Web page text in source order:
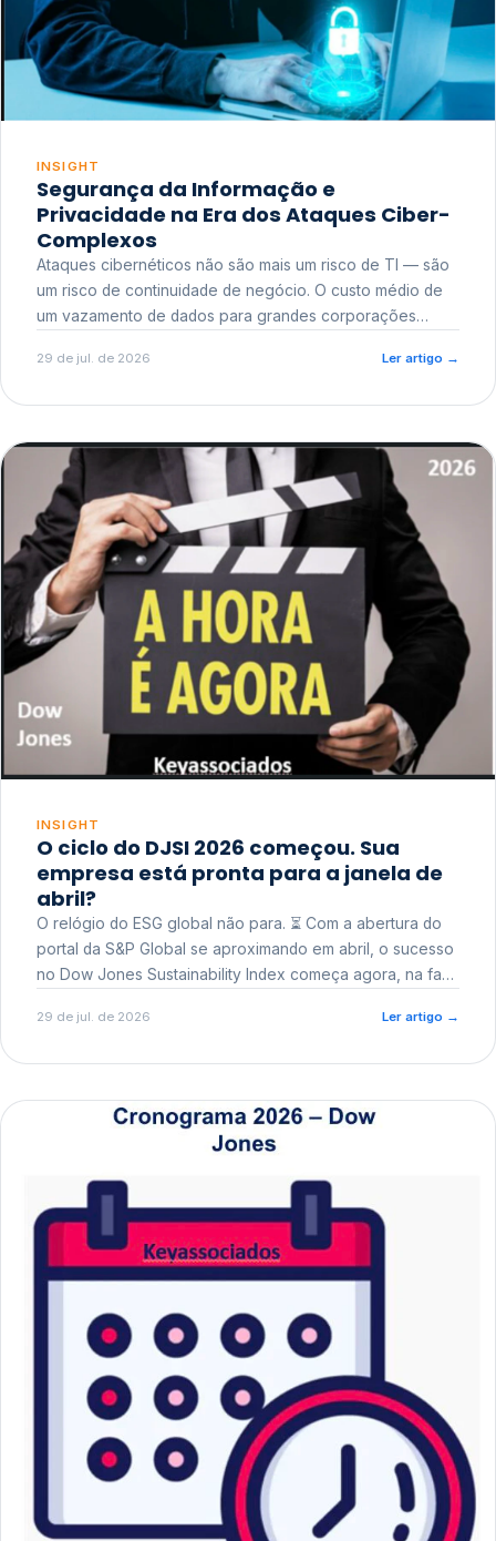
INSIGHT
Segurança da Informação e
Privacidade na Era dos Ataques Ciber-
Complexos
Ataques cibernéticos não são mais um risco de TI — são
um risco de continuidade de negócio. O custo médio de
um vazamento de dados para grandes corporações
reputacional e o risco regulatório junto a órgãos como a
29 de jul. de 2026 Ler artigo →
INSIGHT
O ciclo do DJSI 2026 começou. Sua
empresa está pronta para a janela de
abril?
O relógio do ESG global não para. ⏳ Com a abertura do
portal da S&P Global se aproximando em abril, o sucesso
no Dow Jones Sustainability Index começa agora, na fase
29 de jul. de 2026 Ler artigo →